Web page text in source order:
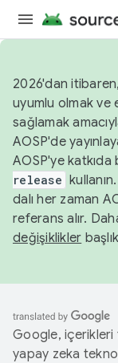
2026'dan
uyumlu olmak ve
sağlamak
AOSP'de
AOSP'ye katkıda
release kullanın.
dalı her zaman
referans alır.
değişiklikler
Google, içerikleri
yapay zeka